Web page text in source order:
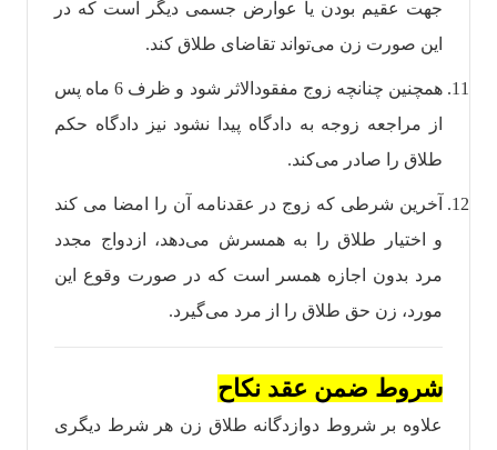
جهت عقیم بودن یا عوارض جسمی دیگر است که در
این صورت زن می‌تواند تقاضای طلاق کند.
همچنین چنانچه زوج مفقودالاثر شود و ظرف 6 ماه پس
از مراجعه زوجه به دادگاه پیدا نشود نیز دادگاه حکم
طلاق را صادر می‌کند.
آخرین شرطی که زوج در عقدنامه آن را امضا می کند
و اختیار طلاق را به همسرش می‌دهد، ازدواج مجدد
مرد بدون اجازه همسر است که در صورت وقوع این
مورد، زن حق طلاق را از مرد می‌گیرد.
شروط ضمن عقد نکاح
علاوه بر شروط دوازدگانه طلاق زن هر شرط دیگری